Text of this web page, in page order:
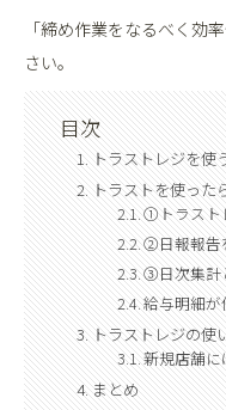
「締め作業をなるべく効
さい。
目次
トラストレジを使
トラストを使った
①トラスト
②日報報告
③日次集計
給与明細
トラストレジの使
新規店舗
まとめ